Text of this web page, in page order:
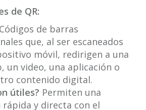
de QR:
Códigos de barras
que, al ser escaneados
móvil, redirigen a una
un video, una aplicación o
contenido digital.
útiles? Permiten una
y directa con el